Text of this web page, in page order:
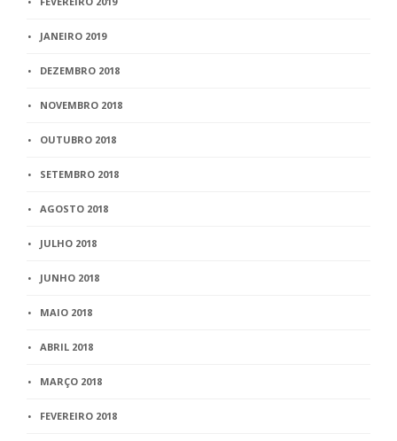
JANEIRO 2019
DEZEMBRO 2018
NOVEMBRO 2018
OUTUBRO 2018
SETEMBRO 2018
AGOSTO 2018
JULHO 2018
JUNHO 2018
MAIO 2018
ABRIL 2018
MARÇO 2018
FEVEREIRO 2018